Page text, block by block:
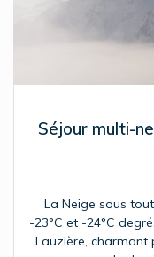
Séjour multi-
La Neige sous
-23°C et -24°C
Lauzière, charmant